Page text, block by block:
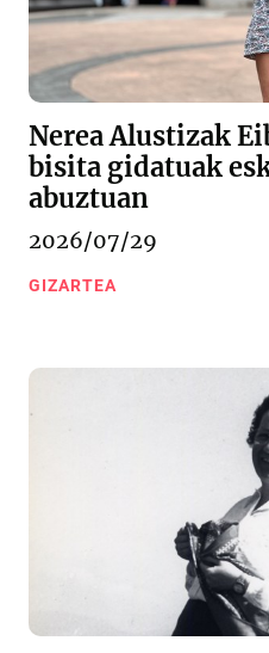
Nerea Alustizak
bisita gidatuak
abuztuan
2026/07/29
GIZARTEA